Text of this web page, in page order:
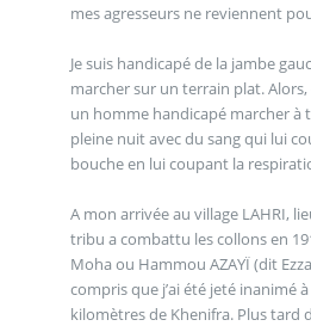
mes agresseurs ne reviennent
Je suis handicapé de la jambe
marcher sur un terrain plat. Alors,
un homme handicapé marcher à
pleine nuit avec du sang qui lui
bouche en lui coupant la
A mon arrivée au village LAHRI,
tribu a combattu les collons en
Moha ou Hammou AZAYÏ (dit
compris que j’ai été jeté inanimé
kilomètres de Khenifra. Plus tard